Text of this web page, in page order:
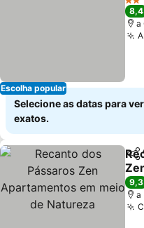
Escolha popular
2
8,4
a
Selecione as datas para
exatos.
9,3
a